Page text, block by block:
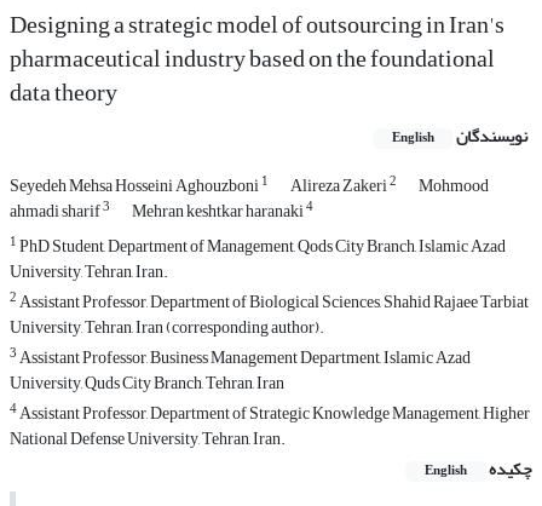
Designing a strategic model of outsourcing in Iran's
pharmaceutical industry based on the foundational
data theory
نویسندگان English
Seyedeh Mehsa Hosseini Aghouzboni1 Alireza Zakeri2 Mohmood
ahmadi sharif3 Mehran keshtkar haranaki4
1PhD Student, Department of Management, Qods City Branch, Islamic Azad
University, Tehran, Iran.
2Assistant Professor, Department of Biological Sciences, Shahid Rajaee Tarbiat
University, Tehran, Iran (corresponding author).
3Assistant Professor, Business Management Department, Islamic Azad
University, Quds City Branch, Tehran, Iran
4Assistant Professor, Department of Strategic Knowledge Management, Higher
National Defense University, Tehran, Iran.
چکیده
English